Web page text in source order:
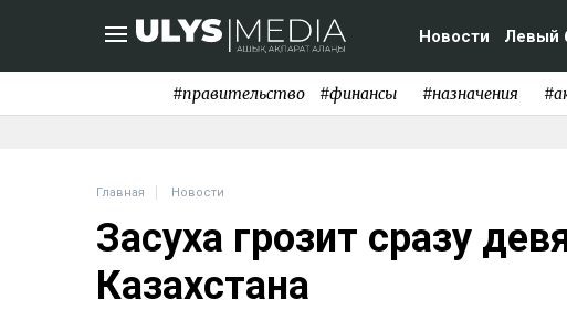
Новости Левый
#правительство #финансы #назначения
Главная Новости
Засуха грозит сразу
Казахстана